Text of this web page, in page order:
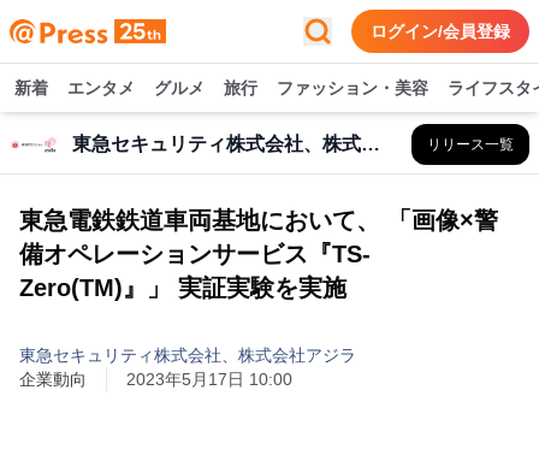
ログイン/会員登録
新着 エンタメ グルメ 旅行 ファッション・美容 ライフスタ
東急セキュリティ株式会社、株式会社アジラ リリース一覧
東急電鉄鉄道車両基地において、 「画像×警
備オペレーションサービス『TS-
Zero(TM)』」 実証実験を実施
東急セキュリティ株式会社、株式会社アジラ
企業動向
2023年5月17日 10:00